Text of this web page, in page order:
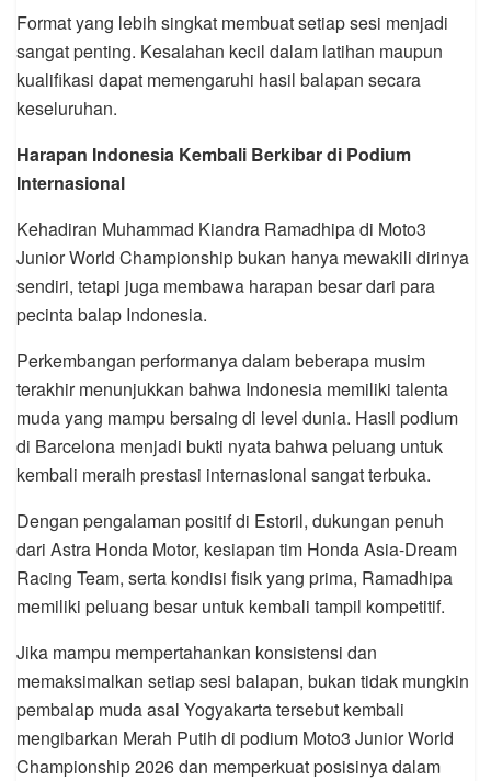
Format yang lebih singkat membuat setiap sesi menjadi
sangat penting. Kesalahan kecil dalam latihan maupun
kualifikasi dapat memengaruhi hasil balapan secara
keseluruhan.
Harapan Indonesia Kembali Berkibar di Podium
Internasional
Kehadiran Muhammad Kiandra Ramadhipa di Moto3
Junior World Championship bukan hanya mewakili dirinya
sendiri, tetapi juga membawa harapan besar dari para
pecinta balap Indonesia.
Perkembangan performanya dalam beberapa musim
terakhir menunjukkan bahwa Indonesia memiliki talenta
muda yang mampu bersaing di level dunia. Hasil podium
di Barcelona menjadi bukti nyata bahwa peluang untuk
kembali meraih prestasi internasional sangat terbuka.
Dengan pengalaman positif di Estoril, dukungan penuh
dari Astra Honda Motor, kesiapan tim Honda Asia-Dream
Racing Team, serta kondisi fisik yang prima, Ramadhipa
memiliki peluang besar untuk kembali tampil kompetitif.
Jika mampu mempertahankan konsistensi dan
memaksimalkan setiap sesi balapan, bukan tidak mungkin
pembalap muda asal Yogyakarta tersebut kembali
mengibarkan Merah Putih di podium Moto3 Junior World
Championship 2026 dan memperkuat posisinya dalam